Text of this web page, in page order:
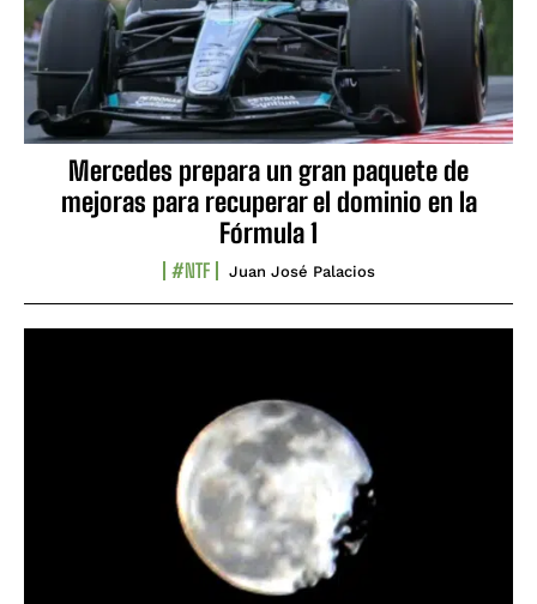
Mercedes prepara un gran paquete de
mejoras para recuperar el dominio en la
Fórmula 1
#NTF Juan José Palacios